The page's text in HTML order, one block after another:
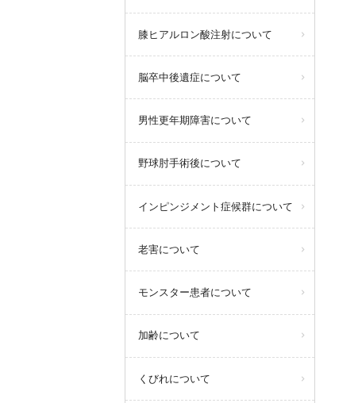
膝ヒアルロン酸注射について
脳卒中後遺症について
男性更年期障害について
野球肘手術後について
インピンジメント症候群について
老害について
モンスター患者について
加齢について
くびれについて